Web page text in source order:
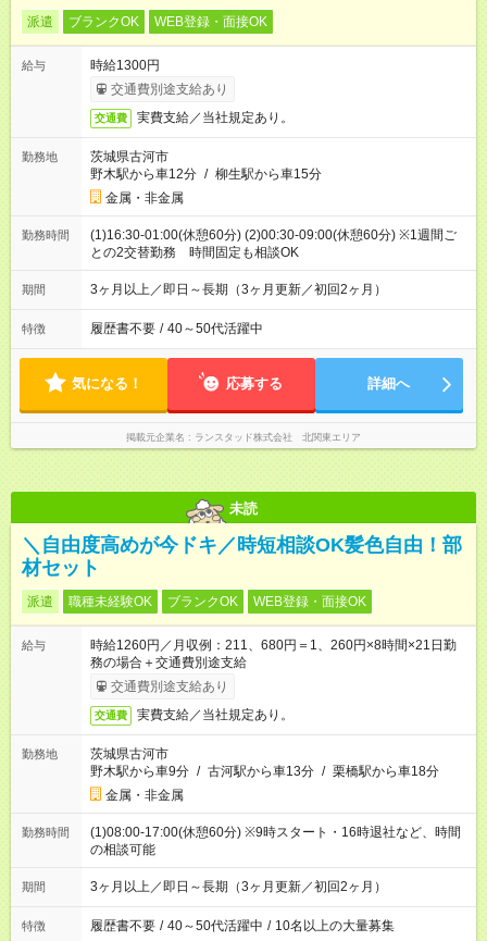
派遣 ブランクOK WEB登録・面接OK
給与
時給1300円
交通費別途支給あり
交通費 実費支給／当社規定あり。
勤務地
茨城県古河市
野木駅から車12分 / 柳生駅から車15分
金属・非金属
勤務時間
(1)16:30-01:00(休憩60分) (2)00:30-09:00(休憩60分) ※1週間ご
との2交替勤務 時間固定も相談OK
期間 3ヶ月以上／即日～長期（3ヶ月更新／初回2ヶ月）
特徴 履歴書不要 / 40～50代活躍中
気になる！ 応募する 詳細へ
掲載元企業名 ランスタッド株式会社 北関東エリア
未読
＼自由度高めが今ドキ／時短相談OK髪色自由！部
材セット
派遣 職種未経験OK ブランクOK WEB登録・面接OK
給与
時給1260円／月収例：211、680円＝1、260円×8時間×21日勤
務の場合＋交通費別途支給
交通費別途支給あり
交通費 実費支給／当社規定あり。
勤務地
茨城県古河市
野木駅から車9分 / 古河駅から車13分 / 栗橋駅から車18分
金属・非金属
勤務時間
(1)08:00-17:00(休憩60分) ※9時スタート・16時退社など、時間
の相談可能
期間 3ヶ月以上／即日～長期（3ヶ月更新／初回2ヶ月）
特徴 履歴書不要 / 40～50代活躍中 / 10名以上の大量募集